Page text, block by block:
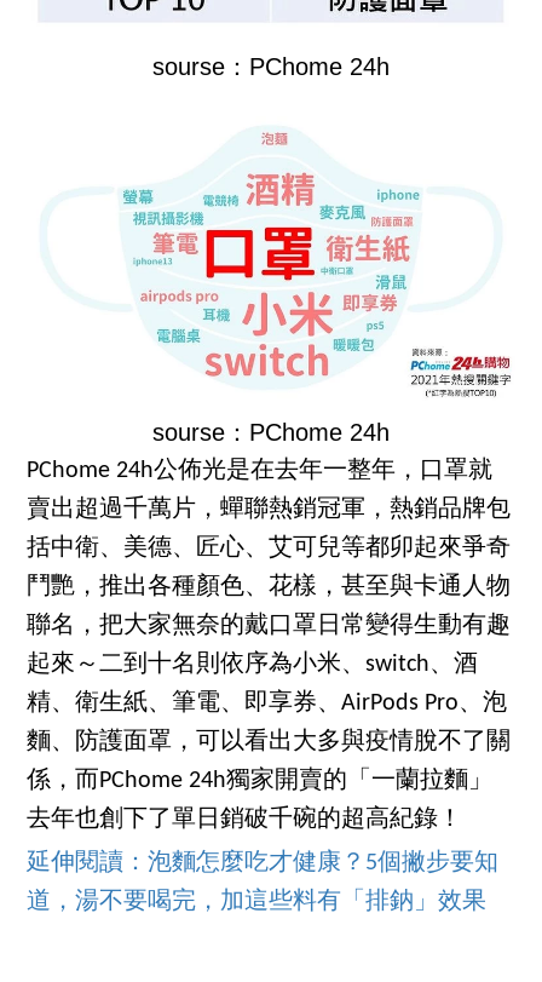
sourse：PChome 24h
sourse：PChome 24h
PChome 24h公佈光是在去年一整年，口罩就
賣出超過千萬片，蟬聯熱銷冠軍，熱銷品牌包
括中衛、美德、匠心、艾可兒等都卯起來爭奇
鬥艷，推出各種顏色、花樣，甚至與卡通人物
聯名，把大家無奈的戴口罩日常變得生動有趣
起來～二到十名則依序為小米、switch、酒
精、衛生紙、筆電、即享券、AirPods Pro、泡
麵、防護面罩，可以看出大多與疫情脫不了關
係，而PChome 24h獨家開賣的「一蘭拉麵」
去年也創下了單日銷破千碗的超高紀錄！
延伸閱讀：泡麵怎麼吃才健康？5個撇步要知
道，湯不要喝完，加這些料有「排鈉」效果